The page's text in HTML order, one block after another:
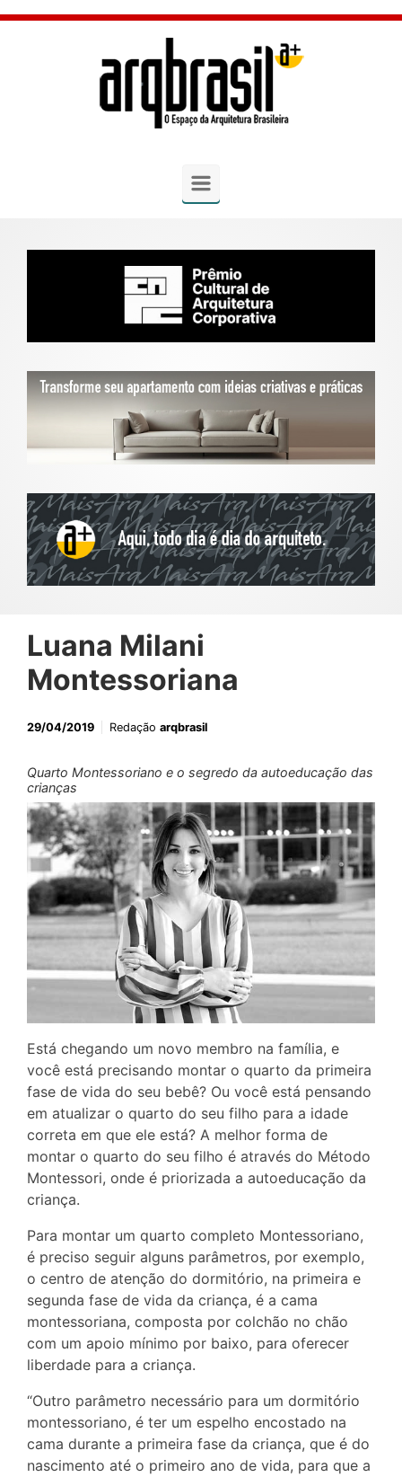
Skip to main content
Luana Milani
Montessoriana
29/04/2019 Redação arqbrasil
Quarto Montessoriano e o segredo da autoeducação das
crianças
Está chegando um novo membro na família, e
você está precisando montar o quarto da primeira
fase de vida do seu bebê? Ou você está pensando
em atualizar o quarto do seu filho para a idade
correta em que ele está? A melhor forma de
montar o quarto do seu filho é através do Método
Montessori, onde é priorizada a autoeducação da
criança.
Para montar um quarto completo Montessoriano,
é preciso seguir alguns parâmetros, por exemplo,
o centro de atenção do dormitório, na primeira e
segunda fase de vida da criança, é a cama
montessoriana, composta por colchão no chão
com um apoio mínimo por baixo, para oferecer
liberdade para a criança.
“Outro parâmetro necessário para um dormitório
montessoriano, é ter um espelho encostado na
cama durante a primeira fase da criança, que é do
nascimento até o primeiro ano de vida, para que a